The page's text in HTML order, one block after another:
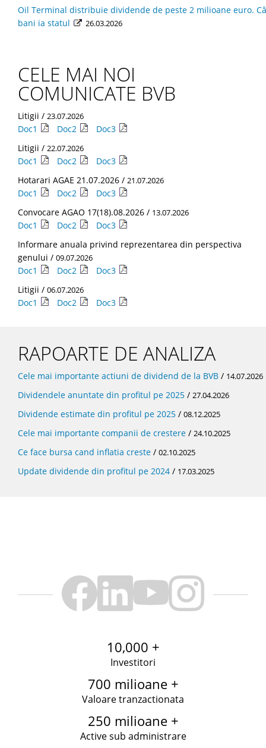
Oil Terminal distribuie dividende de peste 2 milioane euro.
bani ia statul
26.03.2026
CELE MAI NOI
COMUNICATE BVB
Litigii / 23.07.2026
Doc1 Doc2
Doc3
Litigii / 22.07.2026
Doc1 Doc2
Doc3
Hotarari AGAE 21.07.2026 / 21.07.2026
Doc1 Doc2
Doc3
Convocare AGAO 17(18).08.2026 / 13.07.2026
Doc1 Doc2
Doc3
Informare anuala privind reprezentarea din perspectiva
genului / 09.07.2026
Doc1 Doc2
Doc3
Litigii / 06.07.2026
Doc1 Doc2 Doc3
RAPOARTE DE ANALIZA
Cele mai importante actiuni de dividend de la BVB / 14.07.2026
Dividendele anuntate din profitul pe 2025 / 27.04.2026
Dividende estimate din profitul pe 2025 / 08.12.2025
Cele mai importante companii de crestere / 24.10.2025
Ce face bursa cand inflatia creste / 02.10.2025
Update dividende din profitul pe 2024 / 17.03.2025
10,000 +
Investitori
700 milioane +
Valoare tranzactionata
250 milioane +
Active sub administrare